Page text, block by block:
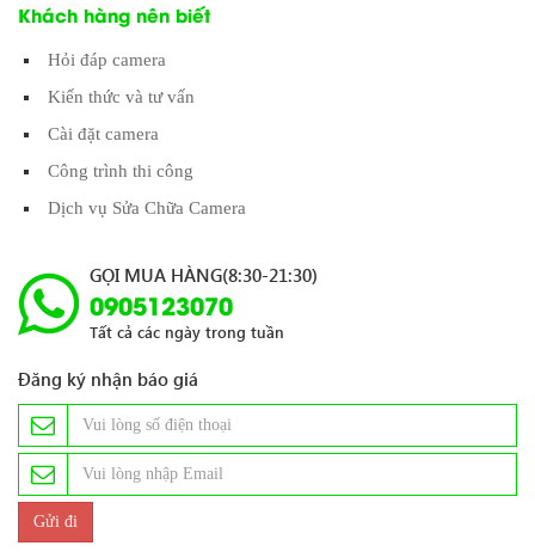
Khách hàng nên biết
Hỏi đáp camera
Kiến thức và tư vấn
Cài đặt camera
Công trình thi công
Dịch vụ Sửa Chữa Camera
GỌI MUA HÀNG(8:30-21:30)
0905123070
Tất cả các ngày trong tuần
Đăng ký nhận báo giá